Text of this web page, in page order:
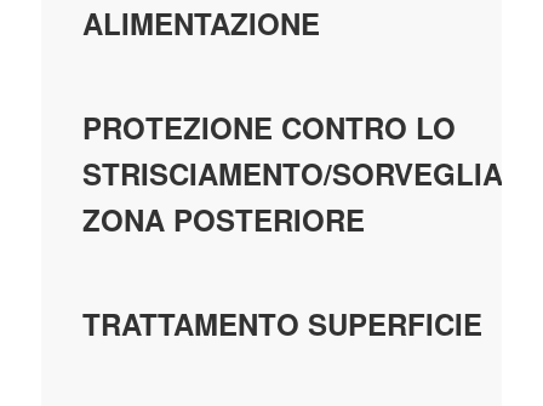
ALIMENTAZIONE
PROTEZIONE CONTRO LO
STRISCIAMENTO/
ZONA POSTERIORE
TRATTAMENTO SUPERFICIE